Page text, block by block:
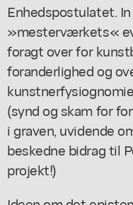
Enhedspostulatet.
»mesterværkets«
foragt over for
foranderlighed og
(synd og skam for
i graven, uvidende
beskedne bidrag til
projekt!)